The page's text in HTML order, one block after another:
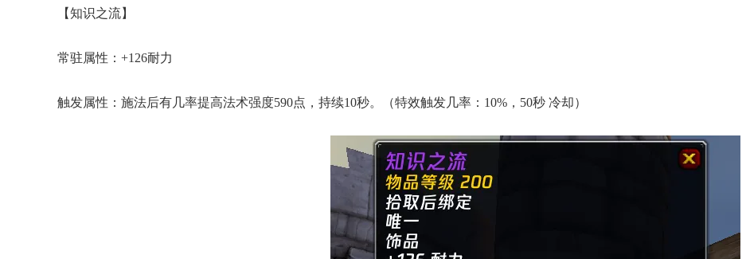
【知识之流】
常驻属性：+126耐力
触发属性：施法后有几率提高法术强度590点，持续10秒。 （特效触发几率：10%，50秒 冷却）